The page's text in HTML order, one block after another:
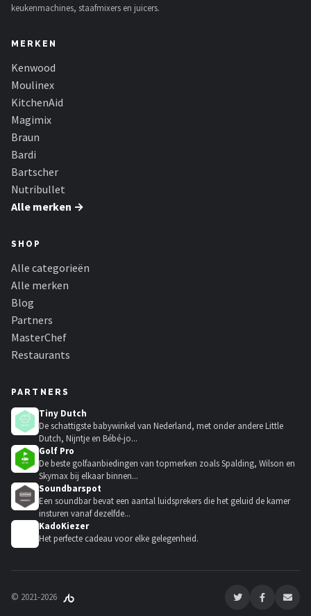
keukenmachines, staafmixers en juicers.
MERKEN
Kenwood
Moulinex
KitchenAid
Magimix
Braun
Bardi
Bartscher
Nutribullet
Alle merken →
SHOP
Alle categorieën
Alle merken
Blog
Partners
MasterChef
Restaurants
PARTNERS
Tiny Dutch
De schattigste babywinkel van Nederland, met onder andere Little
Dutch, Nijntje en Bébé-jo...
Golf Pro
De beste golfaanbiedingen van topmerken zoals Spalding, Wilson en
Skymax bij elkaar binnen...
Soundbarspot
Een soundbar bevat een aantal luidsprekers die het geluid de kamer
insturen vanaf dezelfde...
KadoKiezer
Het perfecte cadeau voor elke gelegenheid.
© 2021-2026